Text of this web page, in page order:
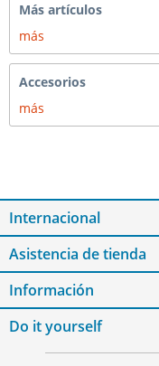
Más artículos
más
Accesorios
más
Internacional
Asistencia de tienda
Información
Do it yourself